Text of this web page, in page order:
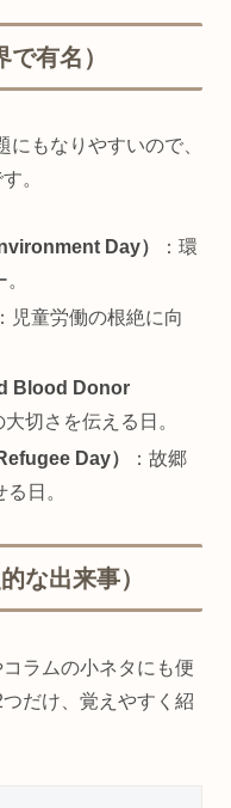
有名）
もなりやすいので、
。
Day）
：環
：児童労働の根絶に向
Blood Donor
切さを伝える日。
Day）
：故郷
日。
な出来事）
ラムの小ネタにも便
だけ、覚えやすく紹